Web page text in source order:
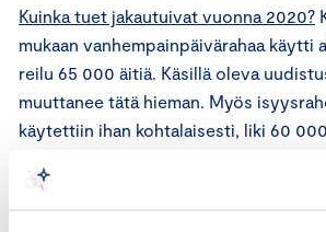
Kuinka tuet jakautuivat vuonna 2020?
mukaan vanhempainpäivärahaa käytti
reilu 65 000 äitiä. Käsillä oleva
muuttanee tätä hieman. Myös
käytettiin ihan kohtalaisesti, liki 60
79 700 äidille. Monet äidit saattavat
kotona. Se on edelleen yksittäiselle